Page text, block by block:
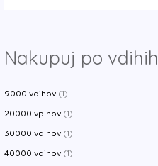
Nakupuj po vdihih
9000 vdihov (1)
20000 vpihov (1)
30000 vdihov (1)
40000 vdihov (1)